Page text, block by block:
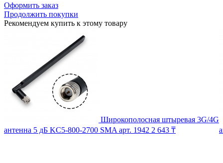
Оформить заказ
Продолжить покупки
Рекомендуем купить к этому товару
Широкополосная штыревая 3G/4G
антенна 5 дБ KC5-800-2700 SMA арт. 1942 2 643 ₸